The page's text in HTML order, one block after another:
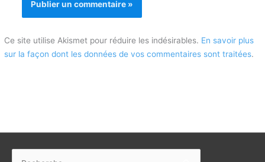
Ce site utilise Akismet pour réduire les indésirables. En savoir plus
sur la façon dont les données de vos commentaires sont traitées.